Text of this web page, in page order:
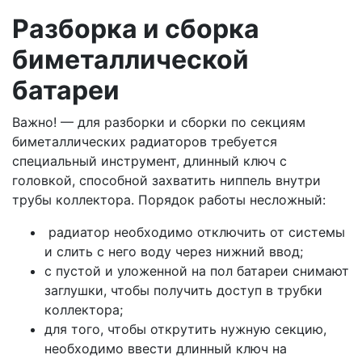
Разборка и сборка
биметаллической
батареи
Важно! — для разборки и сборки по секциям
биметаллических радиаторов требуется
специальный инструмент, длинный ключ с
головкой, способной захватить ниппель внутри
трубы коллектора. Порядок работы несложный:
радиатор необходимо отключить от системы
и слить с него воду через нижний ввод;
с пустой и уложенной на пол батареи снимают
заглушки, чтобы получить доступ в трубки
коллектора;
для того, чтобы открутить нужную секцию,
необходимо ввести длинный ключ на